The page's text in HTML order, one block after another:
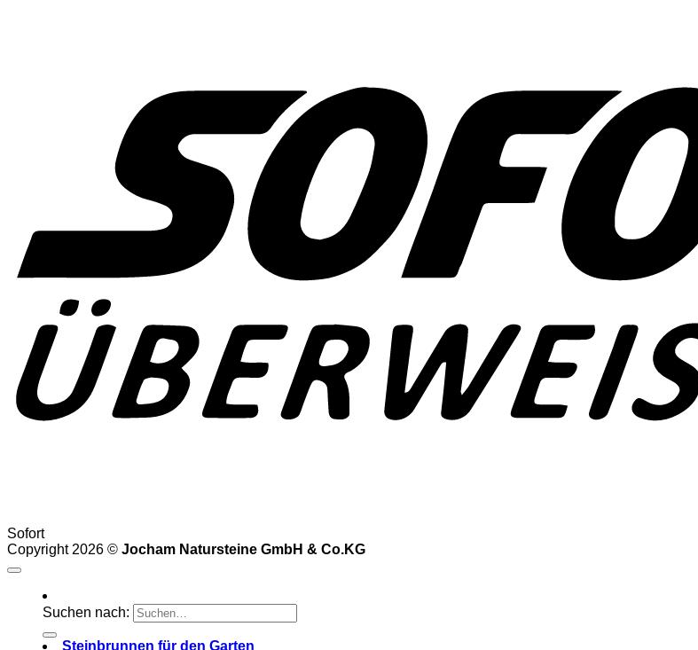
Sofort
Copyright 2026 © Jocham Natursteine GmbH & Co.KG
Suchen nach:
Steinbrunnen für den Garten